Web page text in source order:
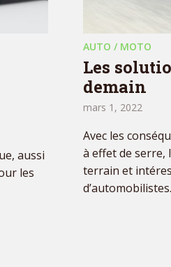
aussi
les
AUTO / MOTO
Les
demain
mars 1, 2022
Avec les
à effet de serre,
terrain et